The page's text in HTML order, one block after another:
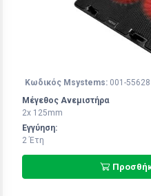
Κωδικός Msystems: 001-55628
Μέγεθος Ανεμιστήρα
2x 125mm
Εγγύηση:
2 Έτη